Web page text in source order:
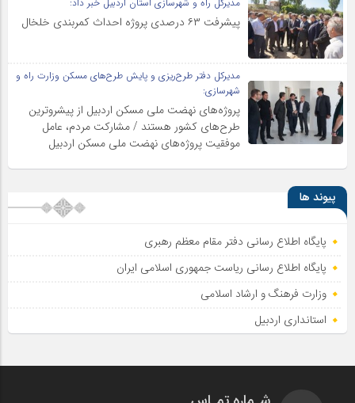
پیشرفت ۶۳ درصدی پروژه احداث کمربندی خلخال
مدیرکل دفتر طرح‌ریزی و پایش طرح‌های مسکن وزارت راه و
شهرسازی:
پروژه‌های نهضت ملی مسکن اردبیل از پیشروترین
طرح‌های کشور هستند / مشارکت مردم، عامل
موفقیت پروژه‌های نهضت ملی مسکن اردبیل
پیوند ها
پایگاه اطلاع رسانی دفتر مقام معظم رهبری
پایگاه اطلاع‌ رسانی ریاست‌ جمهوری اسلامی ایران
وزارت فرهنگ و ارشاد اسلامی
استانداری اردبیل